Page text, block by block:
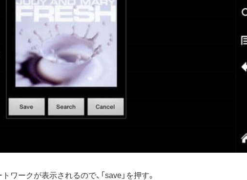
ワークが表示されるので、「save」を押す。